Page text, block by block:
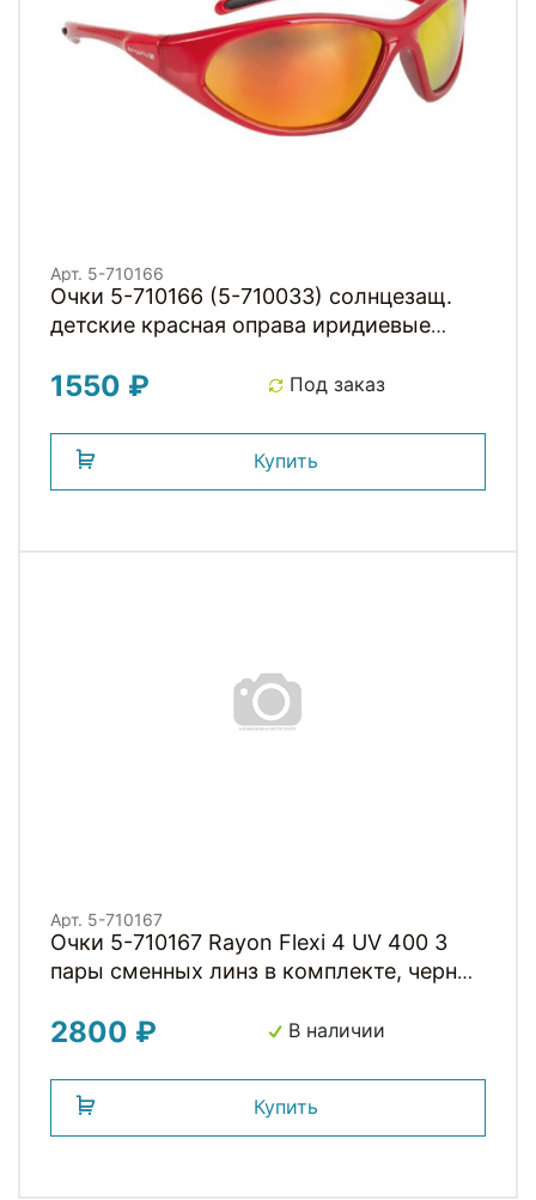
Арт. 5-710166
Очки 5-710166 (5-710033) солнцезащ.
детские красная оправа иридиевые
1550 ₽ Под заказ
Купить
Арт. 5-710167
Очки 5-710167 Rayon Flexi 4 UV 400 3
пары сменных линз в комплекте, черные
2800 ₽ В наличии
Купить